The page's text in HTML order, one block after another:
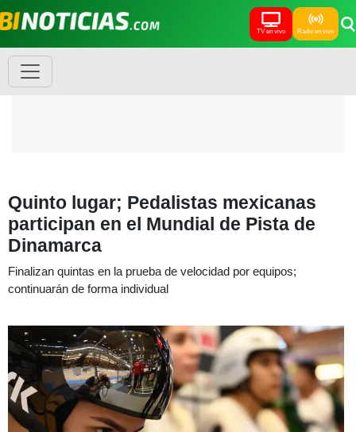
TV en vivo Radio en vivo
Quinto lugar; Pedalistas mexicanas
participan en el Mundial de Pista de
Dinamarca
Finalizan quintas en la prueba de velocidad por equipos;
continuarán de forma individual